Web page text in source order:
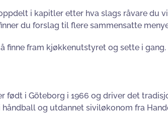
i kapitler etter hva slags råvare du
du forslag til flere sammensatte
finne fram kjøkkenutstyret og sette i
født i Göteborg i 1966 og driver det
og utdannet siviløkonom fra